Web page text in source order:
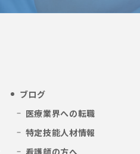
ブログ
医療業界への転職
特定技能人材情報